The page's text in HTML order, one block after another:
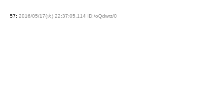
57: 2016/05/17(火) 22:37:05.114 ID:/oQdwrz/0